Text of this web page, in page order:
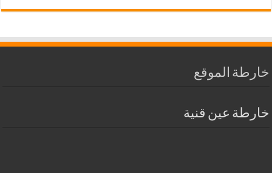
خارطة الموقع
خارطة عين قنية